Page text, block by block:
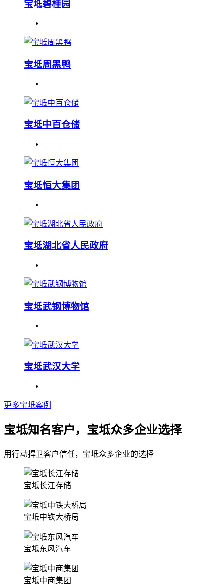
宝坻碧桂园
宝坻周黑鸭
宝坻中百仓储
宝坻恒大集团
宝坻湖北省人民政府
宝坻武钢博物馆
宝坻武汉大学
更多宝坻案例
宝坻知名客户，宝坻众多企业选择
用行动捍卫客户信任，宝坻众多企业的选择
宝坻长江存储
宝坻中铁大桥局
宝坻东风汽车
宝坻中商集团